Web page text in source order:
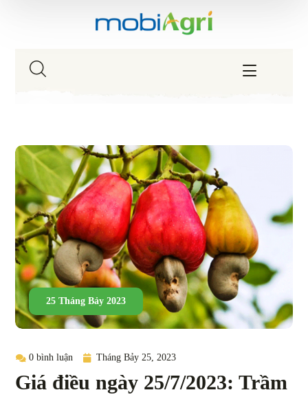
25 Tháng Bảy 2023
0 bình luận Tháng Bảy 25, 2023
Giá điều ngày 25/7/2023: Trầm